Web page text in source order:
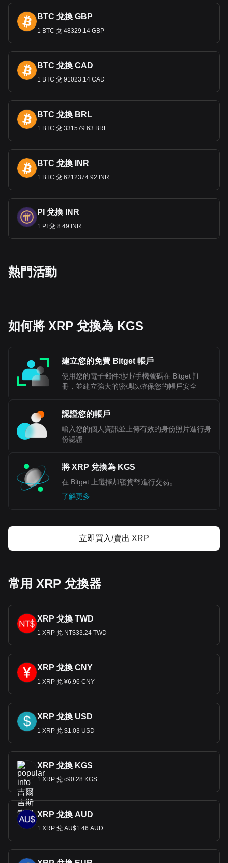
BTC 兌換 GBP
1 BTC 兌 48329.14 GBP
BTC 兌換 CAD
1 BTC 兌 91023.14 CAD
BTC 兌換 BRL
1 BTC 兌 331579.63 BRL
BTC 兌換 INR
1 BTC 兌 6212374.92 INR
PI 兌換 INR
1 PI 兌 8.49 INR
熱門活動
如何將 XRP 兌換為 KGS
建立您的免費 Bitget 帳戶
使用您的電子郵件地址/手機號碼在 Bitget 註
冊，並建立強大的密碼以確保您的帳戶安全
認證您的帳戶
輸入您的個人資訊並上傳有效的身份照片進行身
份認證
將 XRP 兌換為 KGS
在 Bitget 上選擇加密貨幣進行交易。
了解更多
立即買入/賣出 XRP
常用 XRP 兌換器
XRP 兌換 TWD
1 XRP 兌 NT$33.24 TWD
XRP 兌換 CNY
1 XRP 兌 ¥6.96 CNY
XRP 兌換 USD
1 XRP 兌 $1.03 USD
XRP 兌換 KGS
1 XRP 兌 с90.28 KGS
XRP 兌換 AUD
1 XRP 兌 AU$1.46 AUD